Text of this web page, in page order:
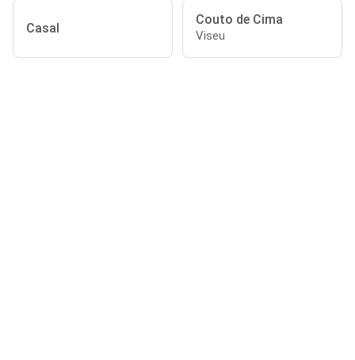
Casal
Couto de Cima
Viseu